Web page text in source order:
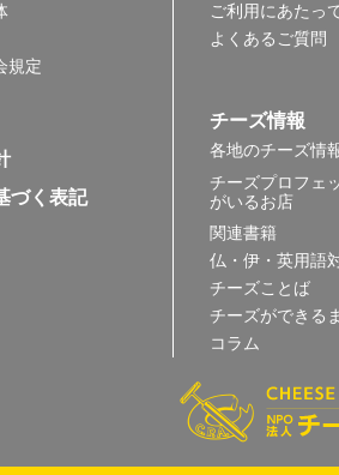
規定
づく表記
ご利用にあたっ
よくあるご質問
チーズ情報
各地のチーズ情
チーズプロフェ
がいるお店
関連書籍
仏・伊・英用語
チーズことば
チーズができる
コラム